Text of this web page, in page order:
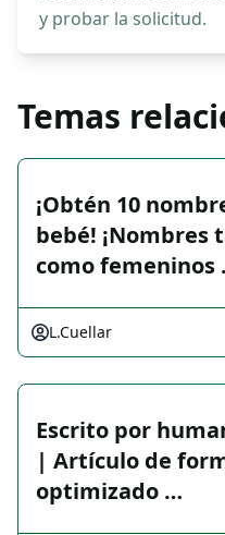
y probar la solicitud.
Temas
¡Obtén 10
bebé! ¡Nombres
como femeninos
L.Cuellar
Escrito por
| Artículo de
optimizado …